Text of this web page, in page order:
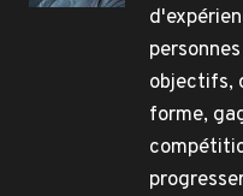
objectifs,
forme,